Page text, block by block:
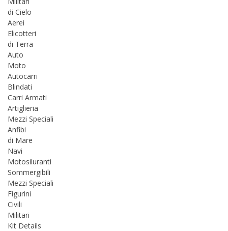
di Cielo
Aerei
Elicotteri
di Terra
Auto
Moto
Autocarri
Blindati
Carri Armati
Artiglieria
Mezzi Speciali
Anfibi
di Mare
Navi
Motosiluranti
Sommergibili
Mezzi Speciali
Figurini
Civili
Militari
Kit Details